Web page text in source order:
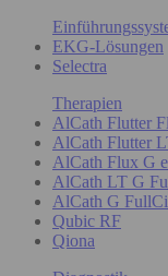
EKG-Lösungen
Selectra
Therapien
AlCath Flutter
AlCath Flutter
AlCath Flux G
AlCath LT G
AlCath G
Qubic RF
Qiona